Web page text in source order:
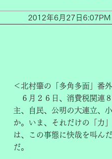
2012年6月27日
＜北村肇の「多角多面」番
６月２６日、消費税関連
主、自民、公明の大連立、
か。いま、それだけの「力
は、この事態に快哉を叫ん
だ。